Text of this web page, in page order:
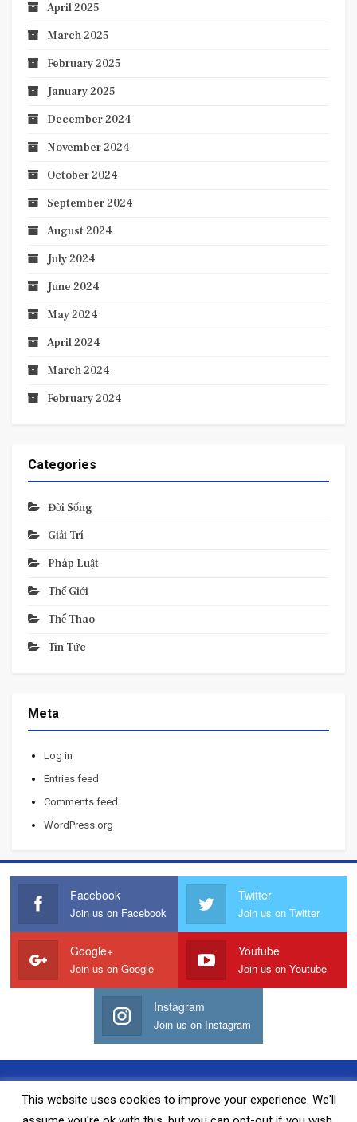
April 2025
March 2025
February 2025
January 2025
December 2024
November 2024
October 2024
September 2024
August 2024
July 2024
June 2024
May 2024
April 2024
March 2024
February 2024
Categories
Đời Sống
Giải Trí
Pháp Luật
Thế Giới
Thể Thao
Tin Tức
Meta
Log in
Entries feed
Comments feed
WordPress.org
Facebook
Join us on Facebook
Twitter
Join us on Twitter
Google+
Join us on Google
Youtube
Join us on Youtube
Instagram
Join us on Instagram
Quảng Cáo Với Chúng Tôi Liên Hệ Chúng Tôi
This website uses cookies to improve your experience. We'll